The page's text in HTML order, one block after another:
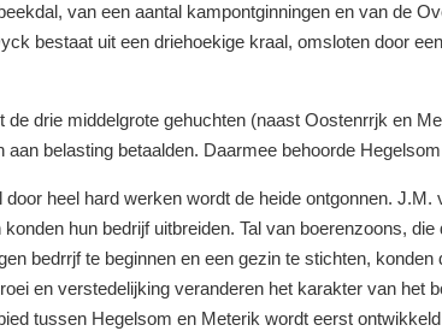
van een aantal kampontginningen en van de
bestaat uit een driehoekige kraal, omsloten door een
de drie middelgrote gehuchten (naast Oostenrrjk en
aan belasting betaalden. Daarmee behoorde
door heel hard werken wordt de heide ontgonnen. J.M.
hun bedrijf uitbreiden. Tal van boerenzoons, die
bedrrjfte beginnen en een gezin te stichten, konden
en verstedelijking veranderen het karakter van het
tussen Hegelsom en Meterik wordt eerst